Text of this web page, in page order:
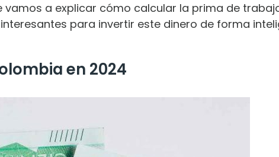
vamos a explicar cómo calcular la prima de
para invertir este dinero de forma
en 2024